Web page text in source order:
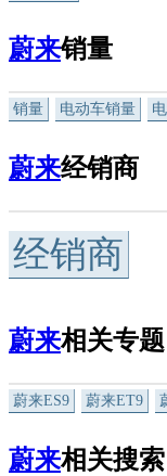
蔚来销量
销量 电动车销量
蔚来经销商
经销商
蔚来相关专题
蔚来ES9 蔚来ET9
蔚来相关搜索